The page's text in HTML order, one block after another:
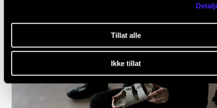
Tillat alle
Ikke tillat